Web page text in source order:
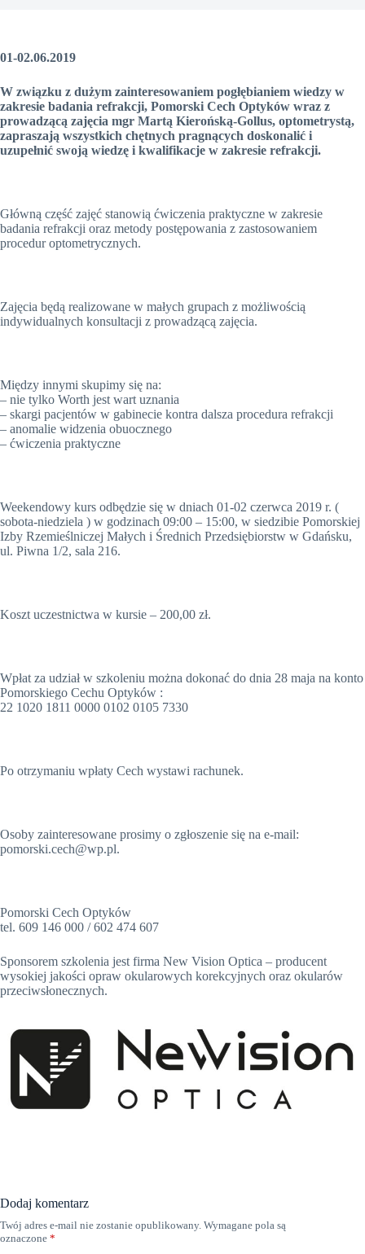
01-02.06.2019
W związku z dużym zainteresowaniem pogłębianiem wiedzy w
zakresie badania refrakcji, Pomorski Cech Optyków wraz z
prowadzącą zajęcia mgr Martą Kierońską-Gollus, optometrystą,
zapraszają wszystkich chętnych pragnących doskonalić i
uzupełnić swoją wiedzę i kwalifikacje w zakresie refrakcji.
Główną część zajęć stanowią ćwiczenia praktyczne w zakresie
badania refrakcji oraz metody postępowania z zastosowaniem
procedur optometrycznych.
Zajęcia będą realizowane w małych grupach z możliwością
indywidualnych konsultacji z prowadzącą zajęcia.
Między innymi skupimy się na:
– nie tylko Worth jest wart uznania
– skargi pacjentów w gabinecie kontra dalsza procedura refrakcji
– anomalie widzenia obuocznego
– ćwiczenia praktyczne
Weekendowy kurs odbędzie się w dniach 01-02 czerwca 2019 r. (
sobota-niedziela ) w godzinach 09:00 – 15:00, w siedzibie Pomorskiej
Izby Rzemieślniczej Małych i Średnich Przedsiębiorstw w Gdańsku,
ul. Piwna 1/2, sala 216.
Koszt uczestnictwa w kursie – 200,00 zł.
Wpłat za udział w szkoleniu można dokonać do dnia 28 maja na konto
Pomorskiego Cechu Optyków :
22 1020 1811 0000 0102 0105 7330
Po otrzymaniu wpłaty Cech wystawi rachunek.
Osoby zainteresowane prosimy o zgłoszenie się na e-mail:
pomorski.cech@wp.pl.
Pomorski Cech Optyków
tel. 609 146 000 / 602 474 607
Sponsorem szkolenia jest firma New Vision Optica – producent
wysokiej jakości opraw okularowych korekcyjnych oraz okularów
przeciwsłonecznych.
Dodaj komentarz
Twój adres e-mail nie zostanie opublikowany. Wymagane pola są
oznaczone *